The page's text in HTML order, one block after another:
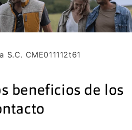
CME011112t61
beneficios de los